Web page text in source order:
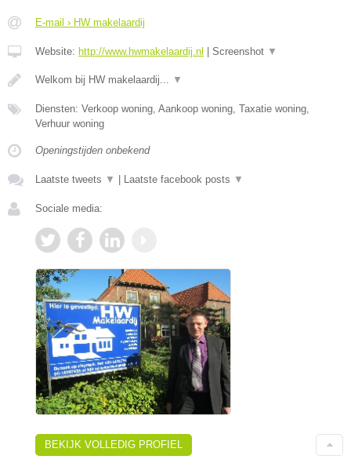
E-mail › HW makelaardij
Website: http://www.hwmakelaardij.nl | Screenshot ▼
Welkom bij HW makelaardij... ▼
Diensten: Verkoop woning, Aankoop woning, Taxatie woning,
Verhuur woning
Openingstijden onbekend
Laatste tweets ▼ | Laatste facebook posts ▼
Sociale media:
BEKIJK VOLLEDIG PROFIEL